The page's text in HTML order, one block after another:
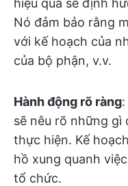
hiệu quả sẽ định
Nó đảm bảo rằng
với kế hoạch của
của bộ phận, v.v.
Hành động rõ ràng
sẽ nêu rõ những
thực hiện. Kế
hồ xung quanh
tổ chức.